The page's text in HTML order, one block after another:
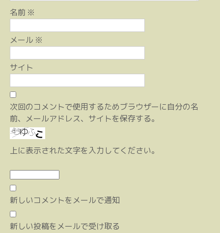
名前 ※
メール ※
サイト
次回のコメントで使用するためブラウザーに自分の名
前、メールアドレス、サイトを保存する。
上に表示された文字を入力してください。
新しいコメントをメールで通知
新しい投稿をメールで受け取る